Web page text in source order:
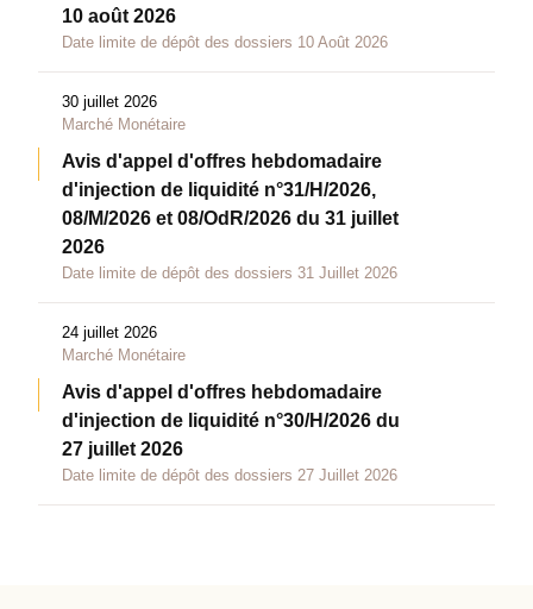
10 août 2026
Date limite de dépôt des dossiers 10 Août 2026
30 juillet 2026
Marché Monétaire
Avis d'appel d'offres hebdomadaire
d'injection de liquidité n°31/H/2026,
08/M/2026 et 08/OdR/2026 du 31 juillet
2026
Date limite de dépôt des dossiers 31 Juillet 2026
24 juillet 2026
Marché Monétaire
Avis d'appel d'offres hebdomadaire
d'injection de liquidité n°30/H/2026 du
27 juillet 2026
Date limite de dépôt des dossiers 27 Juillet 2026